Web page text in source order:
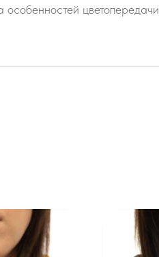
цветопередачи